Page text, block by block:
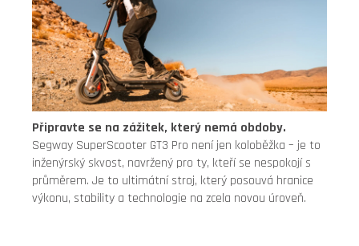
Připravte se na zážitek, který nemá obdoby.
Segway SuperScooter GT3 Pro není jen koloběžka – je to
inženýrský skvost, navržený pro ty, kteří se nespokojí s
průměrem. Je to ultimátní stroj, který posouvá hranice
výkonu, stability a technologie na zcela novou úroveň.